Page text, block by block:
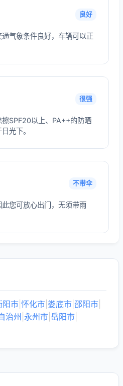
良好
气象条件良好，车辆可以正
很强
SPF20以上、PA++的防晒
光下。
不带伞
您可放心出门，无须带雨
阳市 怀化市 娄底市 邵阳市
治州 永州市 岳阳市